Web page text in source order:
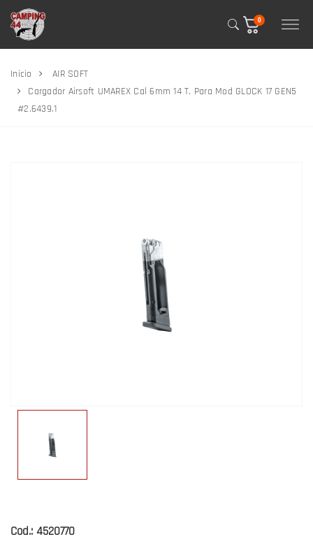
0
Inicio
AIR SOFT
Cargador Airsoft UMAREX Cal 6mm 14 T. Para Mod GLOCK 17 GEN5
#2.6439.1
Cod.: 4520770